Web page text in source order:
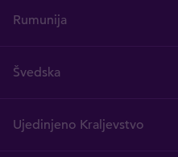
Rumunija
Švedska
Ujedinjeno Kraljevstvo